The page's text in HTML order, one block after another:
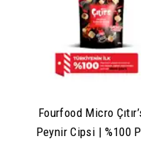
Fourfood Micro
Peynir Cipsi | %100